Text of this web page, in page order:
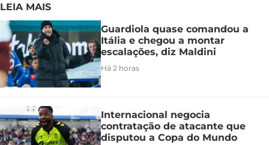
LEIA MAIS
Guardiola quase comandou a
Itália e chegou a montar
escalações, diz Maldini
Há 2 horas
Internacional negocia
contratação de atacante que
disputou a Copa do Mundo